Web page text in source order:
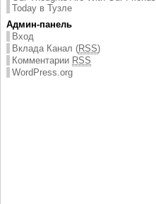
Today в Тузле
Админ-панель
Вход
Вклада Канал (RSS)
Комментарии RSS
WordPress.org